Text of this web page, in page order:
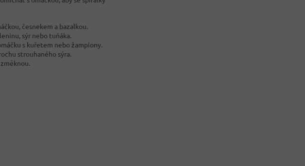
česnekem a bazalkou.
sýr nebo tuňáka.
s kuřetem nebo žampiony.
strouhaného sýra.